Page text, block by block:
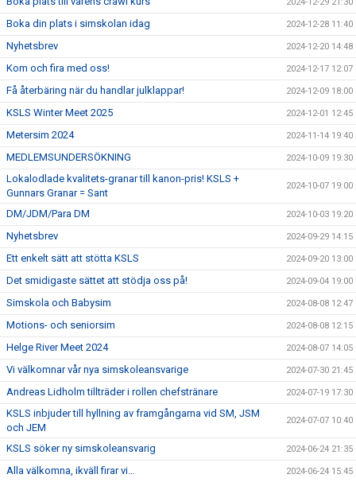
Boka din plats i simskolan idag 2024-12-28 11:40
Nyhetsbrev 2024-12-20 14:48
Kom och fira med oss! 2024-12-17 12:07
Få återbäring när du handlar julklappar! 2024-12-09 18:00
KSLS Winter Meet 2025 2024-12-01 12:45
Metersim 2024 2024-11-14 19:40
MEDLEMSUNDERSÖKNING 2024-10-09 19:30
Lokalodlade kvalitets-granar till kanon-pris! KSLS +
Gunnars Granar = Sant
2024-10-07 19:00
DM/JDM/Para DM 2024-10-03 19:20
Nyhetsbrev 2024-09-29 14:15
Ett enkelt sätt att stötta KSLS 2024-09-20 13:00
Det smidigaste sättet att stödja oss på! 2024-09-04 19:00
Simskola och Babysim 2024-08-08 12:47
Motions- och seniorsim 2024-08-08 12:15
Helge River Meet 2024 2024-08-07 14:05
Vi välkomnar vår nya simskoleansvarige 2024-07-30 21:45
Andreas Lidholm tillträder i rollen chefstränare 2024-07-19 17:30
KSLS inbjuder till hyllning av framgångarna vid SM, JSM
och JEM
2024-07-07 10:40
KSLS söker ny simskoleansvarig 2024-06-24 21:35
Alla välkomna, ikväll firar vi… 2024-06-24 15:45